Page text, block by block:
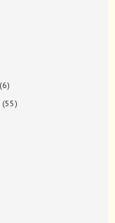
66
5555